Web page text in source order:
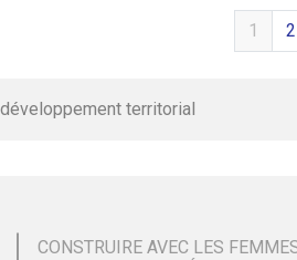
1 2
territorial
CONSTRUIRE AVEC LES